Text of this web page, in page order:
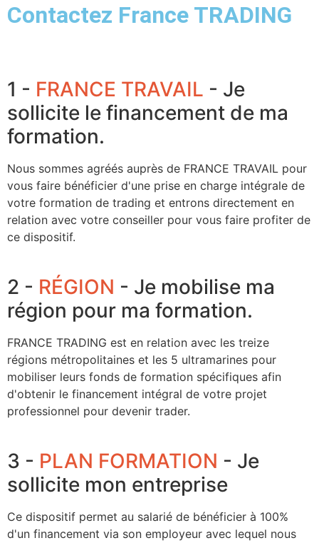
Contactez France TRADING
1 - FRANCE TRAVAIL - Je
sollicite le financement de ma
formation.
Nous sommes agréés auprès de FRANCE TRAVAIL pour
vous faire bénéficier d'une prise en charge intégrale de
votre formation de trading et entrons directement en
relation avec votre conseiller pour vous faire profiter de
ce dispositif.
2 - RÉGION - Je mobilise ma
région pour ma formation.
FRANCE TRADING est en relation avec les treize
régions métropolitaines et les 5 ultramarines pour
mobiliser leurs fonds de formation spécifiques afin
d'obtenir le financement intégral de votre projet
professionnel pour devenir trader.
3 - PLAN FORMATION - Je
sollicite mon entreprise
Ce dispositif permet au salarié de bénéficier à 100%
d'un financement via son employeur avec lequel nous